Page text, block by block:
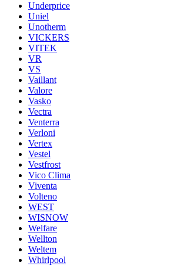
Underprice
Uniel
Unotherm
VICKERS
VITEK
VR
VS
Vaillant
Valore
Vasko
Vectra
Venterra
Verloni
Vertex
Vestel
Vestfrost
Vico Clima
Viventa
Volteno
WEST
WISNOW
Welfare
Wellton
Weltem
Whirlpool